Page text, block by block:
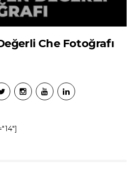
Che Fotoğrafı